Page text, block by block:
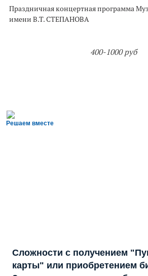
Праздничная концертная программа
имени В.Т. СТЕПАНОВА
400-1000 руб
Решаем вместе
Сложности с получением
карты" или приобретением